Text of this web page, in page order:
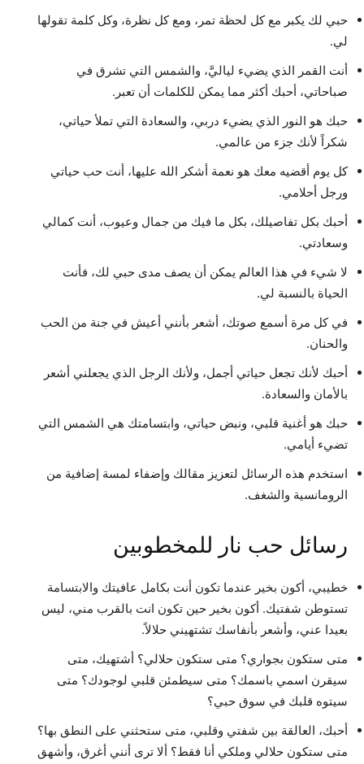
حبي لك يكبر مع كل لحظة تمر، ومع كل نظرة، وكل كلمة تقولها
لي.
أنت القمر الذي يضيء لياليَّ، والشمس التي تشرق في
صباحاتي، أحبك أكثر مما يمكن للكلمات أن تعبر.
حبك هو النور الذي يضيء دربي، والسعادة التي تملأ حياتي،
شكراً لأنك جزء من عالمي.
كل يوم أقضيه معك هو نعمة أشكر الله عليها، أنت حب حياتي
ورجل أحلامي.
أحبك بكل تفاصيلك، بكل ما فيك من جمال وعيوب، أنت كمالي
وسعادتي.
لا شيء في هذا العالم يمكن أن يصف مدى حبي لك، فأنت
الحياة بالنسبة لي.
في كل مرة أسمع صوتك، أشعر بأنني أعيش في جنة من الحب
والحنان.
أحبك لأنك تجعل حياتي أجمل، ولأنك الرجل الذي يجعلني أشعر
بالأمان والسعادة.
حبك هو أغنية قلبي، ونبض حياتي، وابتسامتك هي الشمس التي
تضيء أيامي.
استخدم هذه الرسائل لتعزيز مقالك وإضفاء لمسة إضافية من
الرومانسية والشغف.
رسائل حب نار للمخطوبين
خطيبي، أكون بخير عندما تكون أنت بكامل عافيتك والابتسامة
تستوطن شفتيك. أكون بخير حين تكون انت بالقرب مني، ليس
بعيدا عني، وأشعر بأنفاسك تشتهيني حلالاً.
متى ستكون بجواري؟ متى ستكون حلالي؟ أشتهيك، متى
سيقرن اسمي باسمك؟ متى سيطمئن قلبي لوجودك؟ متى
سيتوه قلبك في سوق حبي؟
أحبك، العالقة بين شفتي وقلبي، متى ستحثني على النطق بها؟
متى ستكون حلالي وملكي أنا فقط؟ ألا ترى أنني أغرق، وأشهق